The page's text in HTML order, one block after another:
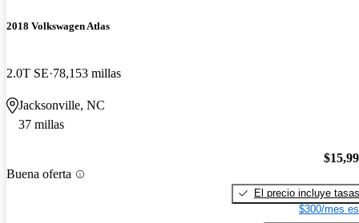
2018 Volkswagen Atlas
2.0T SE 78,153 millas
Jacksonville, NC
37 millas
Buena oferta
El precio incluye tasas
$300/mes